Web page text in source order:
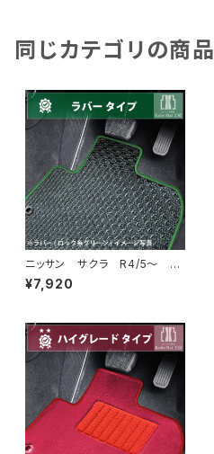
同じカテゴリの商品
ニッサン サクラ R4/5〜 B
6AW フロアマット一式 カー
マット 防水 ラバータイプ
¥7,920